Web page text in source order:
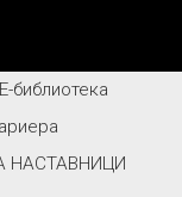
Е-библиотека
НАСТАВНИЦИ